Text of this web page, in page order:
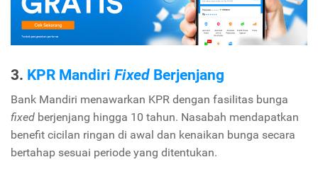
3. KPR Mandiri Fixed Berjenjang
Bank Mandiri menawarkan KPR dengan fasilitas bunga
fixed berjenjang hingga 10 tahun. Nasabah mendapatkan
benefit cicilan ringan di awal dan kenaikan bunga secara
bertahap sesuai periode yang ditentukan.